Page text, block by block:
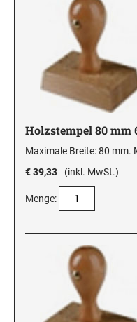
Holzstempel 80 mm
Maximale Breite: 80 mm.
€ 39,33
(inkl. MwSt.)
Menge: